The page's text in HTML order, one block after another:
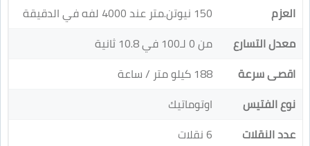
العزم
150 نيوتن.متر عند 4000 لفه في الدقيقة
معدل التسارع
من 0 لـ100 في 10.8 ثانية
اقصى سرعة
188 كيلو متر / ساعة
نوع الفتيس
اوتوماتيك
عدد النقلات
6 نقلات